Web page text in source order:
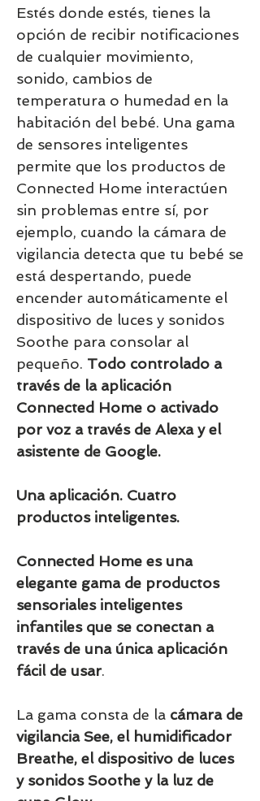
Estés donde estés, tienes la
opción de recibir notificaciones
de cualquier movimiento,
sonido, cambios de
temperatura o humedad en la
habitación del bebé. Una gama
de sensores inteligentes
permite que los productos de
Connected Home interactúen
sin problemas entre sí, por
ejemplo, cuando la cámara de
vigilancia detecta que tu bebé se
está despertando, puede
encender automáticamente el
dispositivo de luces y sonidos
Soothe para consolar al
pequeño. Todo controlado a
través de la aplicación
Connected Home o activado
por voz a través de Alexa y el
asistente de Google.
Una aplicación. Cuatro
productos inteligentes.
Connected Home es una
elegante gama de productos
sensoriales inteligentes
infantiles que se conectan a
través de una única aplicación
fácil de usar.
La gama consta de la cámara de
vigilancia See, el humidificador
Breathe, el dispositivo de luces
y sonidos Soothe y la luz de